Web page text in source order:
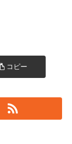
コピー